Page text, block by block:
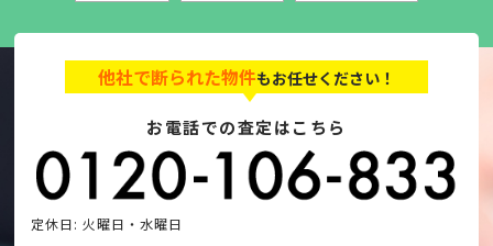
他社で断られた物件もお任せください！
お電話での査定はこちら
定休日: 火曜日・水曜日